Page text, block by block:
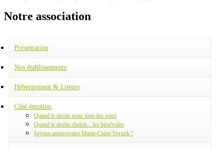
Notre association
Présentation
Charte pour la dignité des personnes handicapées mentales
Le conseil d'administration
Nos établissements
Institut Médico-Educatif (IME)
Hébergement & Loisirs
Terrasses de Lydie
Le rêve Bleu
Côté émotion
Quand le destin nous joue des tours
Quand le destin choisit... les bénévoles
Joyeux anniversaire Marie-Claire Sprunk !